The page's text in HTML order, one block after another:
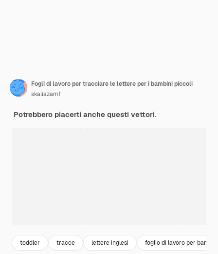
Fogli di lavoro per tracciare le lettere per i bambini piccoli
skaliazamf
Potrebbero piacerti anche questi vettori.
toddler tracce lettere inglesi foglio di lavoro per